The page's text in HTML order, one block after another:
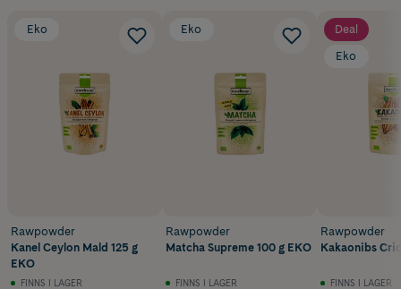
Eko
Rawpowder
Kanel Ceylon Mald 125 g
EKO
FINNS I LAGER
Eko
Rawpowder
Matcha Supreme 100 g EKO
FINNS I LAGER
Deal
Eko
Rawpowder
Kakaonibs
FINNS I LAGER